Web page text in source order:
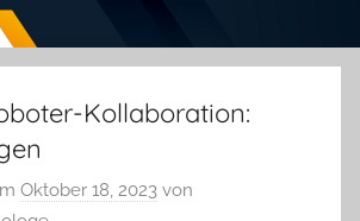
Kollaboration:
Oktober 18, 2023 von